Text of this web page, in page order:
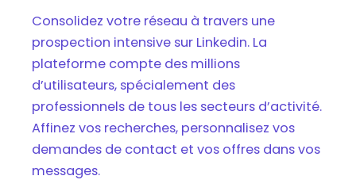
Consolidez votre réseau à travers une
prospection intensive sur Linkedin. La
plateforme compte des millions
d’utilisateurs, spécialement des
professionnels de tous les secteurs d’activité.
Affinez vos recherches, personnalisez vos
demandes de contact et vos offres dans vos
messages.